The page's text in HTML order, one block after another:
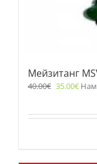
Мейзитанг
40.00€ 35.00€